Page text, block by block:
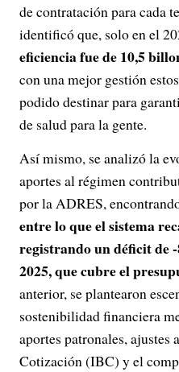
de contratación para cada
identificó que, solo en el
eficiencia fue de 10,5
con una mejor gestión
podido destinar para
de salud para la gente.
Así mismo, se analizó la
aportes al régimen
por la ADRES,
entre lo que el sistema
registrando un déficit de -
2025, que cubre el
anterior, se plantearon
sostenibilidad financiera
aportes patronales, ajustes
Cotización (IBC) y el